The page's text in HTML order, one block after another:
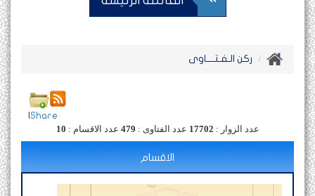
ركن الـفـتــــاوى
Share
عدد الزوار : 17702 عدد الفتاوى : 479 عدد الاقسام : 10
الاقسام